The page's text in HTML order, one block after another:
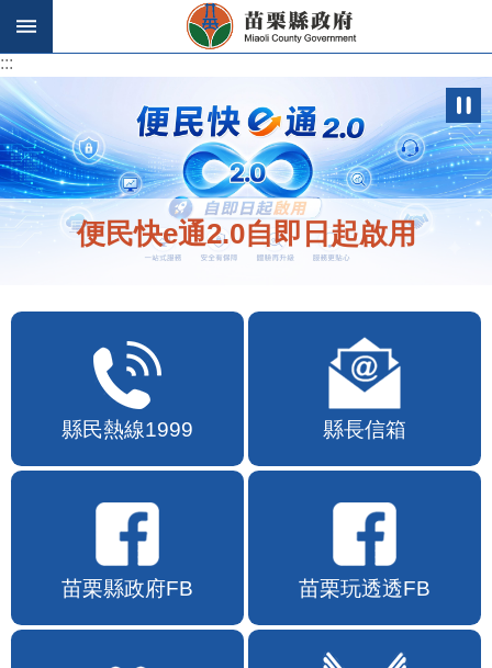
跳到主要內容區塊
:::
:::
便民快e通2.0自即日起啟用
縣民熱線1999 縣長信箱
苗栗縣政府FB 苗栗玩透透FB